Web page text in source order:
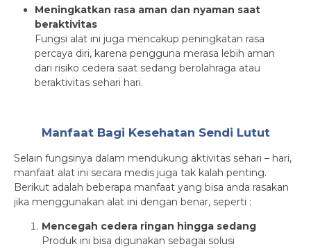
Meningkatkan rasa aman dan nyaman saat
beraktivitas
Fungsi alat ini juga mencakup peningkatan rasa
percaya diri, karena pengguna merasa lebih aman
dari risiko cedera saat sedang berolahraga atau
beraktivitas sehari hari.
Manfaat Bagi Kesehatan Sendi Lutut
Selain fungsinya dalam mendukung aktivitas sehari – hari,
manfaat alat ini secara medis juga tak kalah penting.
Berikut adalah beberapa manfaat yang bisa anda rasakan
jika menggunakan alat ini dengan benar, seperti :
Mencegah cedera ringan hingga sedang
Produk ini bisa digunakan sebagai solusi